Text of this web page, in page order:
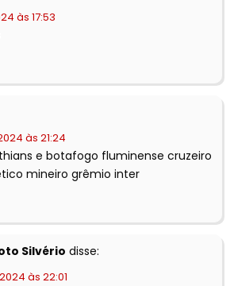
às 17:53
às 21:24
e botafogo fluminense cruzeiro
mineiro grêmio inter
Silvério disse:
às 22:01